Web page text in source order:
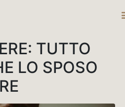
TUTTO
LO SPOSO